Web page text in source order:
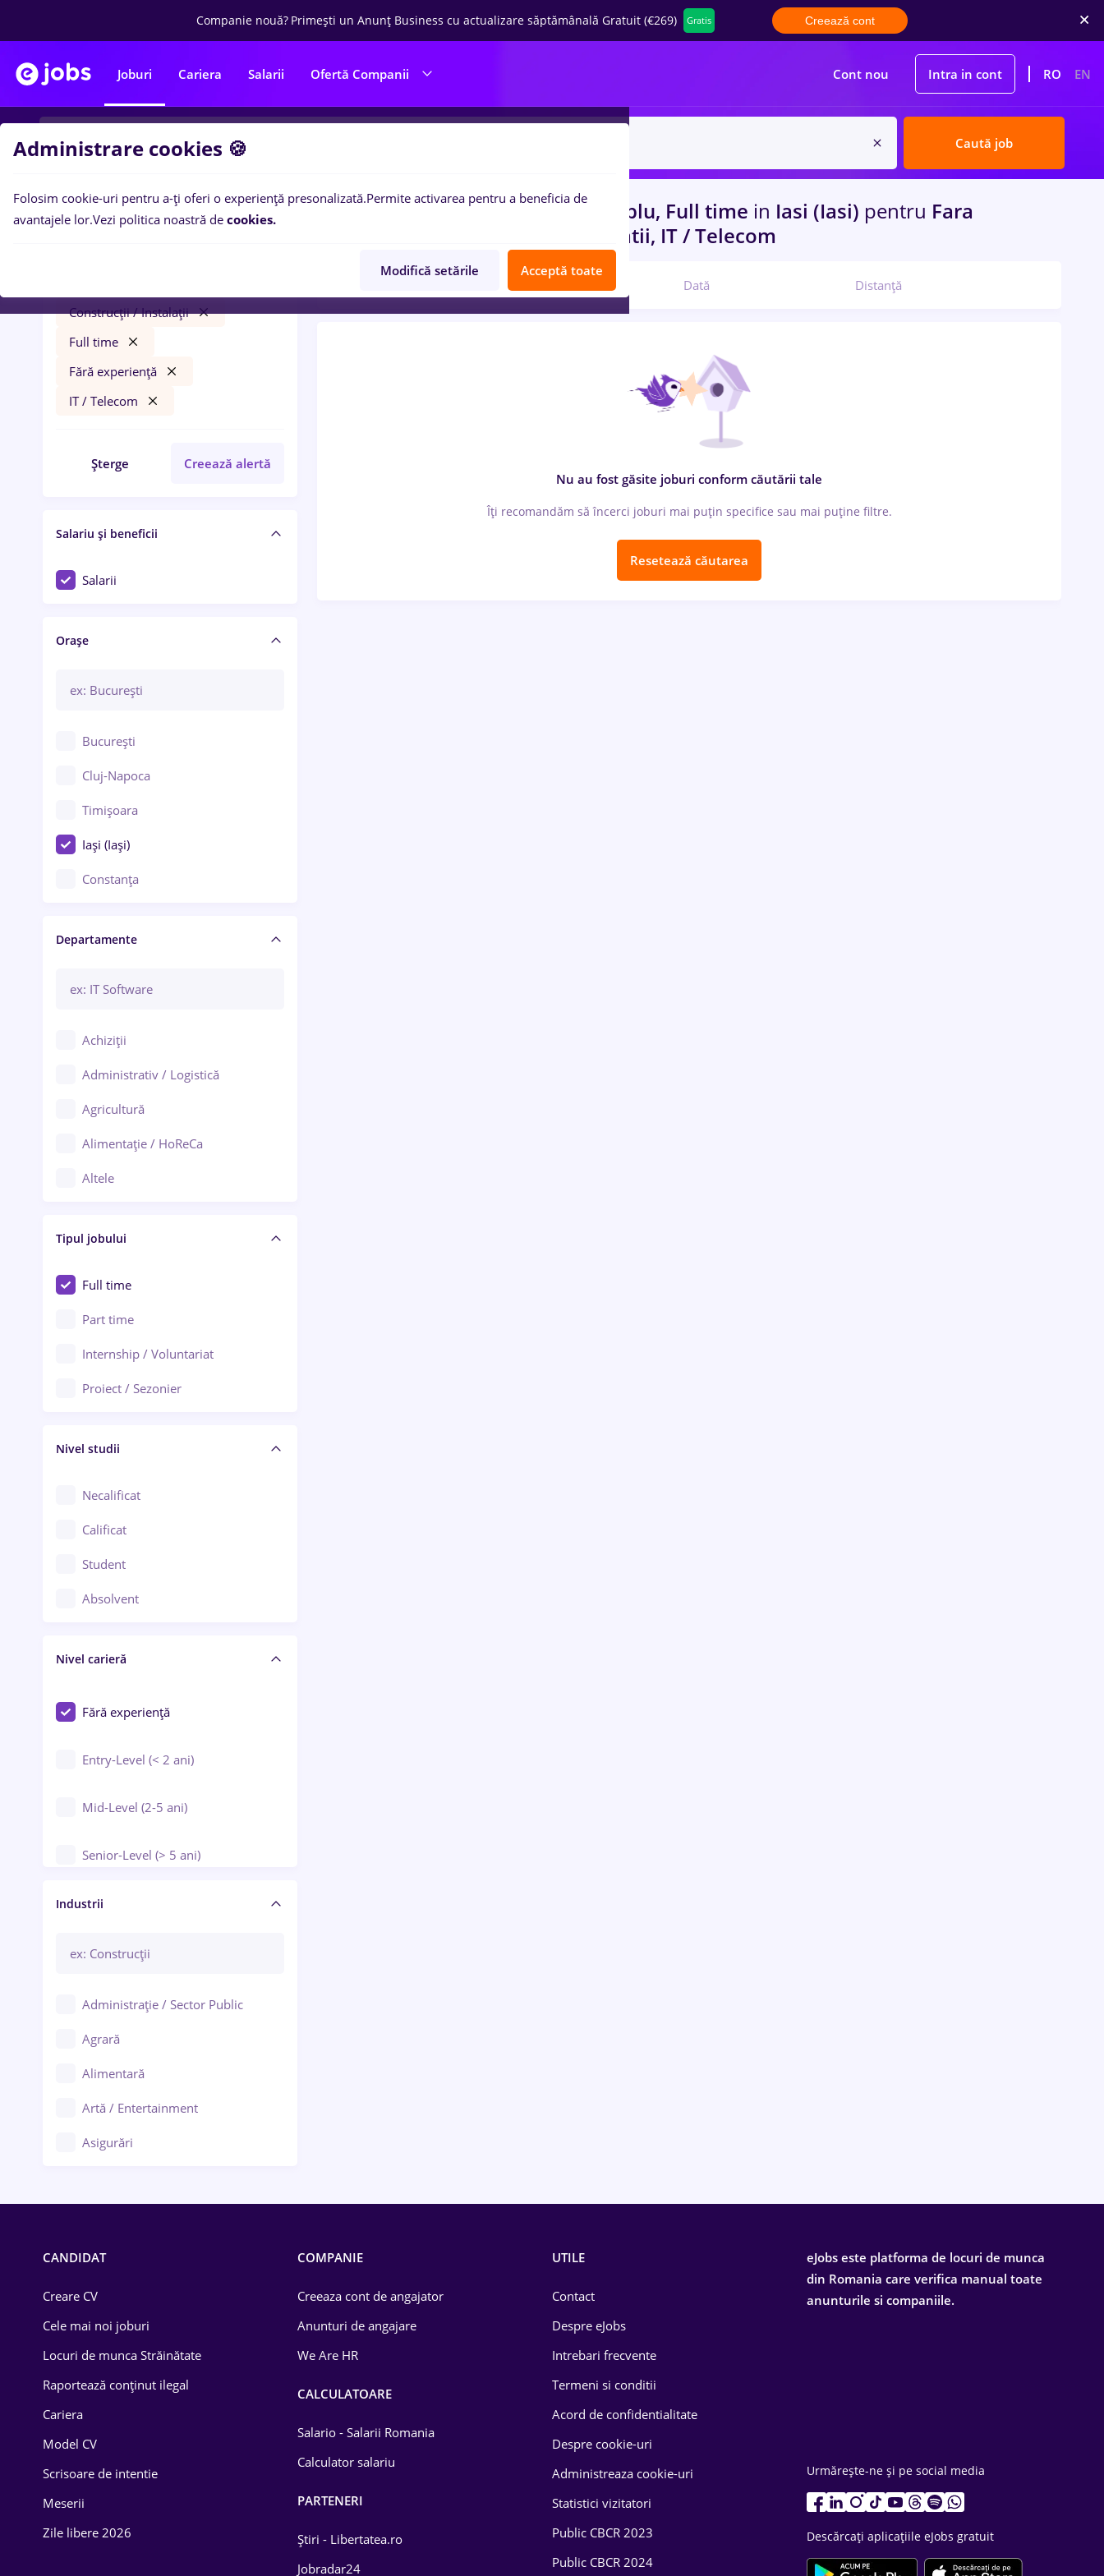
Companie nouă? Primești un Anunț Business cu actualizare săptămânală Gratuit (€269) Gratis Creează cont
Joburi Cariera Salarii Ofertă Companii Cont nou Intra in cont RO EN
Caută job
Filtre
Construcții / Instalații
Full time
Fără experiență
IT / Telecom
Șterge Creează alertă
Salariu și beneficii
Salarii
Orașe
București
Cluj-Napoca
Timișoara
Iași (Iași)
Constanța
Brașov
Bacău
Galați (Galați)
Ploiești
Arad
Baia Mare
Bârlad
Bistrița (Bistrița-Năsăud)
Departamente
Achiziții
Administrativ / Logistică
Agricultură
Alimentație / HoReCa
Altele
Asigurări
Au pair / Babysitter / Curățenie
Audit / Consultanță
Auto / Echipamente
Automatizări
Cercetare - dezvoltare
Chimie / Biochimie
Confecții / Design vestimentar
Construcții / Instalații
Controlul calității
Educație / Training / Arte
Tipul jobului
Full time
Part time
Internship / Voluntariat
Proiect / Sezonier
Nivel studii
Necalificat
Calificat
Student
Absolvent
Nivel carieră
Fără experiență
Entry-Level (< 2 ani)
Mid-Level (2-5 ani)
Senior-Level (> 5 ani)
Manager / Executiv
Industrii
Administrație / Sector Public
Agrară
Alimentară
Artă / Entertainment
Asigurări
Drept
Educație / Training
Energetică
Farma
0locuri de muncacu salarii sensiblu, Full time in Iasi (Iasi) pentru Fara
Constructii / Instalatii, IT / Telecom
Relevanță Dată Distanță
Nu au fost găsite joburi conform căutării tale
Îți recomandăm să încerci joburi mai puțin specifice sau mai puține filtre.
Resetează căutarea
CANDIDAT
Creare CV
Cele mai noi joburi
Locuri de munca Străinătate
Raportează conținut ilegal
Cariera
Model CV
Scrisoare de intentie
Meserii
Zile libere 2026
COMPANIE
Creeaza cont de angajator
Anunturi de angajare
We Are HR
CALCULATOARE
Salario - Salarii Romania
Calculator salariu
PARTENERI
Știri - Libertatea.ro
Jobradar24
UTILE
Contact
Despre eJobs
Intrebari frecvente
Termeni si conditii
Acord de confidentialitate
Despre cookie-uri
Administreaza cookie-uri
Statistici vizitatori
Public CBCR 2023
Public CBCR 2024
eJobs este platforma de locuri de munca
din Romania care verifica manual toate
anunturile si companiile.
Urmărește-ne și pe social media
Descărcați aplicațiile eJobs gratuit
Administrare cookies 🍪
Folosim cookie-uri pentru a-ți oferi o experiență presonalizată.Permite activarea pentru a beneficia de
avantajele lor.Vezi politica noastră de cookies.
Modifică setările Acceptă toate